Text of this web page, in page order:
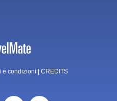
e condizioni CREDITS